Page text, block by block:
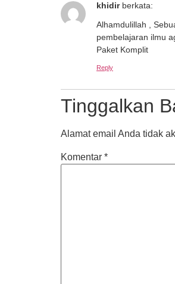
khidir berkata:
Alhamdulillah ,
pembelajaran ilmu
Paket Komplit
Reply
Tinggalkan
Alamat email Anda tidak
Komentar *